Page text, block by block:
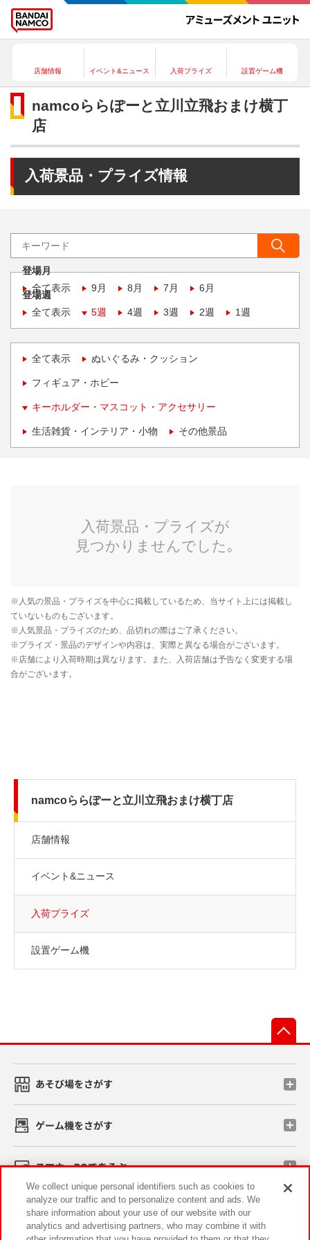
店舗情報 イベント&ニュース 入荷プライズ 設置ゲーム機
namcoららぽーと立川立飛おまけ横丁
店
入荷景品・プライズ情報
登場月
全て表示
9月 8月 7月 6月
登場週
全て表示
5週 4週 3週 2週 1週
全て表示 ぬいぐるみ・クッション
フィギュア・ホビー
キーホルダー・マスコット・アクセサリー
生活雑貨・インテリア・小物 その他景品
namcoららぽーと立川立飛おまけ横丁店
店舗情報
イベント&ニュース
入荷プライズ
設置ゲーム機
あそび場をさがす
ゲーム機をさがす
スマホ・PCであそぶ
イベント・キャンペーン
We collect unique personal identifiers such as cookies to
analyze our traffic and to personalize content and ads. We
share information about your use of our website with our
analytics and advertising partners, who may combine it with